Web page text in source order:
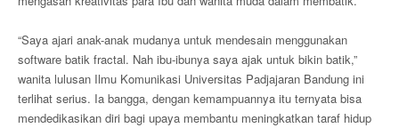
“Saya ajari anak-anak mudanya untuk mendesain menggunakan
software batik fractal. Nah ibu-ibunya saya ajak untuk bikin batik,”
wanita lulusan Ilmu Komunikasi Universitas Padjajaran Bandung ini
terlihat serius. Ia bangga, dengan kemampuannya itu ternyata bisa
mendedikasikan diri bagi upaya membantu meningkatkan taraf hidup